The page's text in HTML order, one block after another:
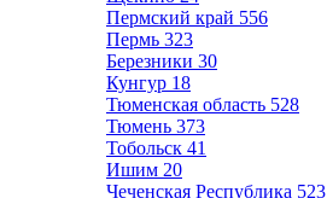
Пермский край 556
Пермь 323
Березники 30
Кунгур 18
Тюменская область 528
Тюмень 373
Тобольск 41
Ишим 20
Чеченская Республика 523